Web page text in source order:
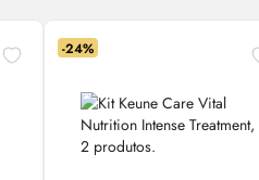
-24%